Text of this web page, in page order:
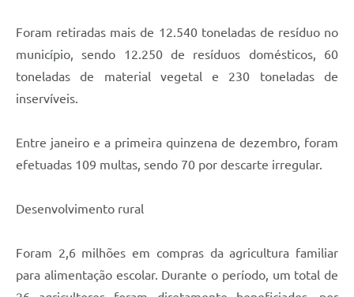
Foram retiradas mais de 12.540 toneladas de resíduo no
município, sendo 12.250 de resíduos domésticos, 60
toneladas de material vegetal e 230 toneladas de
inservíveis.
Entre janeiro e a primeira quinzena de dezembro, foram
efetuadas 109 multas, sendo 70 por descarte irregular.
Desenvolvimento rural
Foram 2,6 milhões em compras da agricultura familiar
para alimentação escolar. Durante o período, um total de